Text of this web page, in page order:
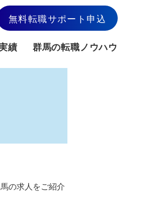
無料転職サポート申込
績 群馬の転職ノウハウ
の求人をご紹介